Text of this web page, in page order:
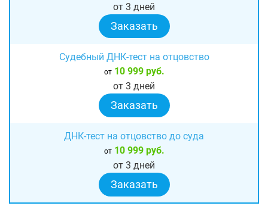
от 3 дней
Заказать
Судебный ДНК-тест на отцовство
от10 999 руб.
от 3 дней
Заказать
ДНК-тест на отцовство до суда
от10 999 руб.
от 3 дней
Заказать